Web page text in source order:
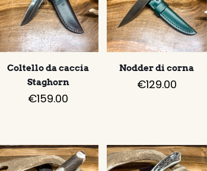
Coltello da caccia
Staghorn
€159.00
Nodder di corna
€129.00